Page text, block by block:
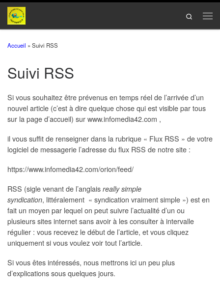
Passer au contenu
Search
Accueil » Suivi RSS
Suivi RSS
Si vous souhaitez être prévenus en temps réel de l’arrivée d’un
nouvel article (c’est à dire quelque chose qui est visible par tous
sur la page d’accueil) sur www.infomedia42.com ,
il vous suffit de renseigner dans la rubrique « Flux RSS » de votre
logiciel de messagerie l’adresse du flux RSS de notre site :
https://www.infomedia42.com/orion/feed/
RSS (sigle venant de l’anglais really simple
syndication, littéralement « syndication vraiment simple ») est en
fait un moyen par lequel on peut suivre l’actualité d’un ou
plusieurs sites internet sans avoir à les consulter à intervalle
régulier : vous recevez le début de l’article, et vous cliquez
uniquement si vous voulez voir tout l’article.
Si vous êtes intéressés, nous mettrons ici un peu plus
d’explications sous quelques jours.